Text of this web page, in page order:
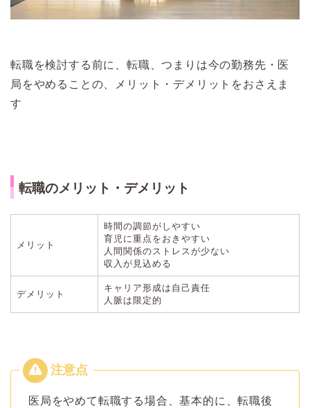
転職を検討する前に、転職、つまりは今の勤務先・医
局をやめることの、メリット・デメリットをおさえま
す
転職のメリット・デメリット
メリット
時間の調節がしやすい
育児に重点をおきやすい
人間関係のストレスが少ない
収入が見込める
デメリット
キャリア形成は自己責任
人脈は限定的
医局をやめて転職する場合、基本的に、転職後